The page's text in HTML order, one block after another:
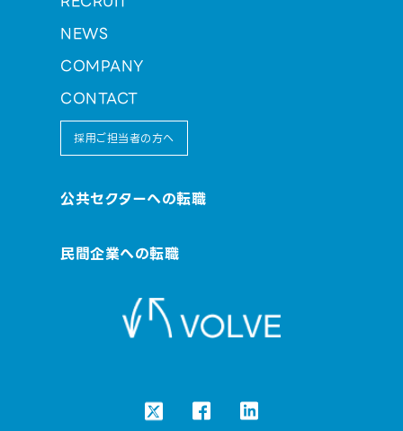
NEWS
COMPANY
CONTACT
採用ご担当者の方へ
公共セクターへの転職
民間企業への転職